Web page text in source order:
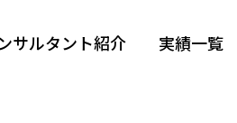
サルタント紹介 実績一覧